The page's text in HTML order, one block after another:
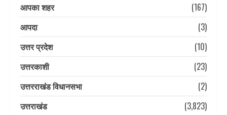
आपका शहर
(167)
आपदा
(3)
उत्तर प्रदेश
(10)
उत्तरकाशी
(23)
उत्तरराखंड विधानसभा
(2)
उत्तराखंड
(3,823)